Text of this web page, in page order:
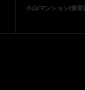
小山/マンション(個室)